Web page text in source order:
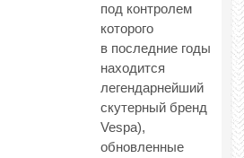
под контролем
которого
в последние годы
находится
легендарнейший
скутерный бренд
Vespa),
обновленные